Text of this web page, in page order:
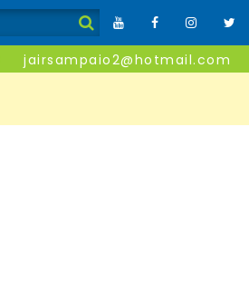
jairsampaio2@hotmail.com